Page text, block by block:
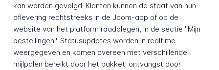
kan worden gevolgd. Klanten kunnen de staat van hun
aflevering rechtstreeks in de Joom-app of op de
website van het platform raadplegen, in de sectie "Mijn
bestellingen". Statusupdates worden in realtime
weergegeven en komen overeen met verschillende
mijlpalen bereikt door het pakket: ontvangst door